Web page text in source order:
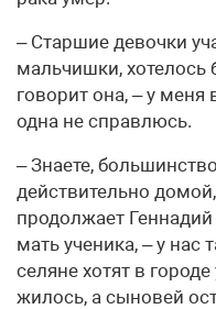
– Старшие девочки
мальчишки, хотелось
говорит она, – у меня
одна не справлюсь.
– Знаете,
действительно
продолжает
мать ученика, – у нас
селяне хотят в
жилось, а сыновей